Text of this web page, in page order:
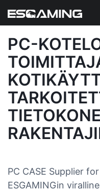
PC-
PC CASE Supplier
ESGAMINGin